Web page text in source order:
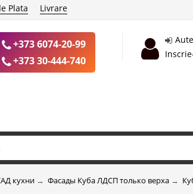
Plata Livrare
+373 6074-20-99
+373 30-444-740
кухни → Фасады Куба ЛДСП только верха →